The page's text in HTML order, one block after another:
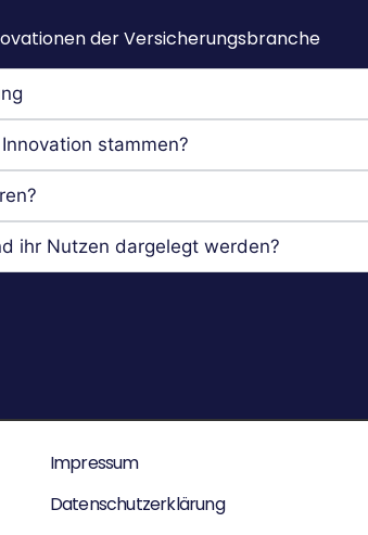
der Versicherungsbranche
stammen?
ihr Nutzen dargelegt werden?
Impressum
Datenschutzerklärung